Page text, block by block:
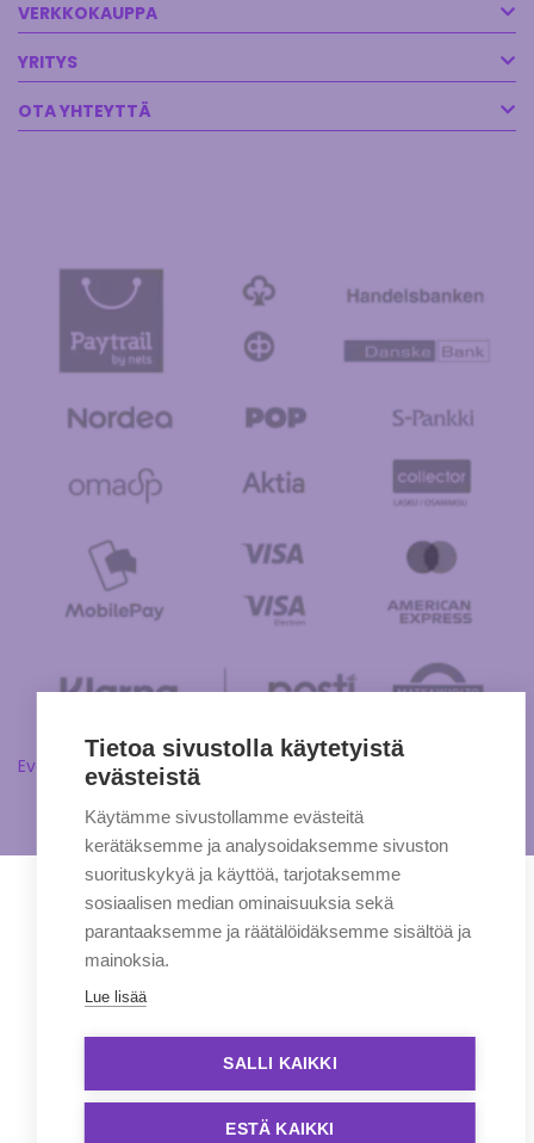
VERKKOKAUPPA
YRITYS
OTA YHTEYTTÄ
Evästeasetukset
Tietoa sivustolla käytetyistä
evästeistä
Käytämme sivustollamme evästeitä
kerätäksemme ja analysoidaksemme sivuston
suorituskykyä ja käyttöä, tarjotaksemme
sosiaalisen median ominaisuuksia sekä
parantaaksemme ja räätälöidäksemme sisältöä ja
mainoksia.
Lue lisää
SALLI KAIKKI
ESTÄ KAIKKI